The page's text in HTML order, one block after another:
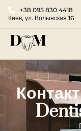
+38 095 830 4418
Киев, ул. Волынская 16